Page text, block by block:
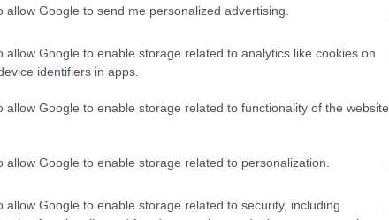
allow Google to send me personalized advertising.
allow Google to enable storage related to analytics like cookies on
identifiers in apps.
allow Google to enable storage related to functionality of the website
allow Google to enable storage related to personalization.
allow Google to enable storage related to security, including
medico . La tendenza dogmatica è
informe, alzando il muro
quelli dell’assalto alla Cgil, per
capire questi movimenti, nati nella
violenza delle piazze italiane. Il dogma
su di un polo: il risultato è
ponti, ma porte di legno massiccio, quasi